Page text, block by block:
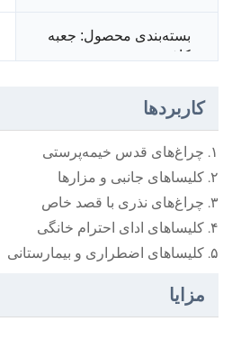
بسته‌بندی محصول: جعبه
کاغذی
کاربردها
۱. چراغ‌های قدس خیمه‌پرستی
۲. کلیساهای جانبی و مزارها
۳. چراغ‌های نذری با قصد خاص
۴. کلیساهای ادای احترام خانگی
۵. کلیساهای اضطراری و بیمارستانی
مزایا